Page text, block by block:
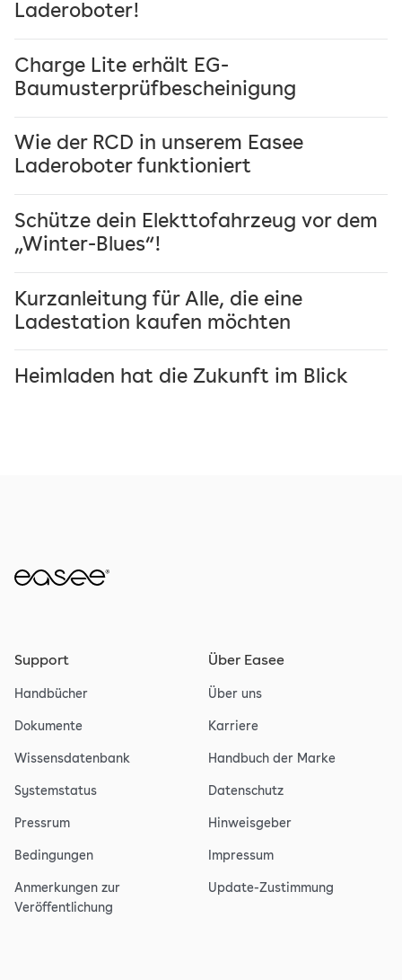
Laderoboter!
Charge Lite erhält EG-
Baumusterprüfbescheinigung
Wie der RCD in unserem Easee
Laderoboter funktioniert
Schütze dein Elekttofahrzeug vor dem
„Winter-Blues“!
Kurzanleitung für Alle, die eine
Ladestation kaufen möchten
Heimladen hat die Zukunft im Blick
Support
Handbücher
Dokumente
Wissensdatenbank
Systemstatus
Pressrum
Bedingungen
Anmerkungen zur
Veröffentlichung
Über Easee
Über uns
Karriere
Handbuch der Marke
Datenschutz
Hinweisgeber
Impressum
Update-Zustimmung